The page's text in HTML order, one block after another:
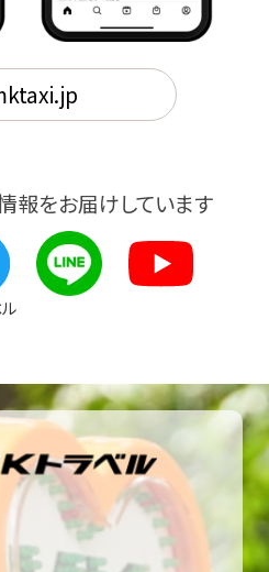
報をお届けしています